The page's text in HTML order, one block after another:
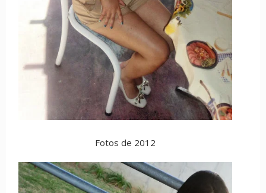
Fotos de 2012